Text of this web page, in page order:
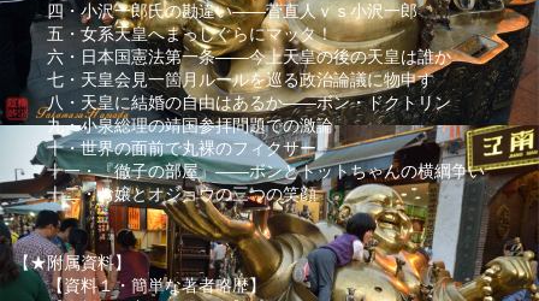
四・小沢一郎氏の勘違い――菅直人ｖｓ小沢一郎
五・女系天皇へまっしぐらにマッタ！
六・日本国憲法第一条――今上天皇の後の天皇は誰か
七・天皇会見一箇月ルールを巡る政治論議に物申す
八・天皇に結婚の自由はあるか――ボン・ドクトリン
九・小泉総理の靖国参拝問題での激論
十・世界の面前で丸裸のフィクサー
十一・『徹子の部屋』――ボンとトットちゃんの横綱争い
十二・お嬢とオジョウの三つの笑顔
【★附属資料】
【資料１・簡単な著者略歴】